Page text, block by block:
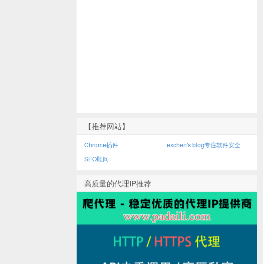
【推荐网站】
Chrome插件
exchen's blog专注软件安全
SEO顾问
高质量的代理IP推荐